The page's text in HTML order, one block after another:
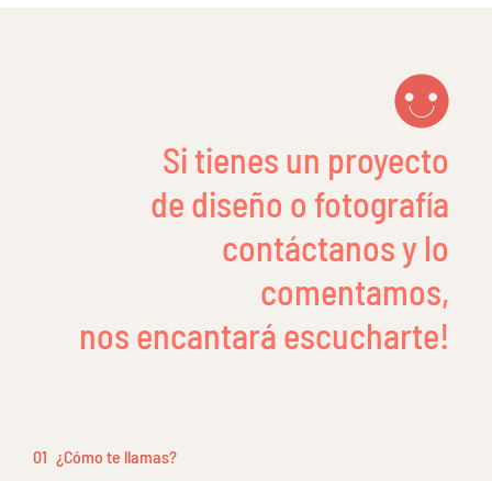
Si tienes un proyecto
de diseño o fotografía
contáctanos y lo
comentamos,
nos encantará escucharte!
01 ¿Cómo te llamas?